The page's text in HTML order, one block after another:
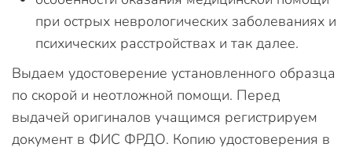
при острых неврологических заболеваниях и
психических расстройствах и так далее.
Выдаем удостоверение установленного образца
по скорой и неотложной помощи. Перед
выдачей оригиналов учащимся регистрируем
документ в ФИС ФРДО. Копию удостоверения в